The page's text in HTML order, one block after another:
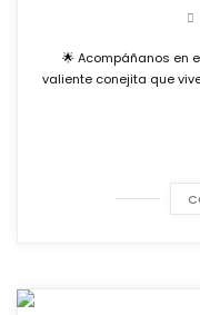
🌟 Acompáñanos en
valiente conejita que